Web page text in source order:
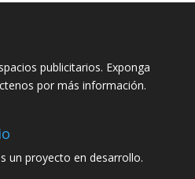
publicitarios. Exponga
por más información.
un proyecto en desarrollo.